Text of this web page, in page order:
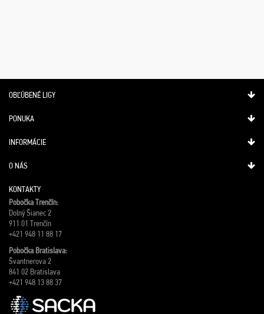
OBĽÚBENÉ LIGY
PONUKA
INFORMÁCIE
O NÁS
KONTAKTY
Pobočka Trenčín:
Dolný Šianec 2
911 01 Trenčín
+421 948 11 88 17
Pobočka Bratislava:
Švantnerova 2
841 02 Bratislava
+421 948 13 88 37